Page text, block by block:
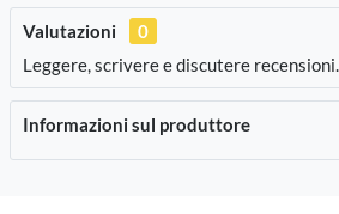
Valutazioni
0
Leggere, scrivere e discutere
Informazioni sul produttore